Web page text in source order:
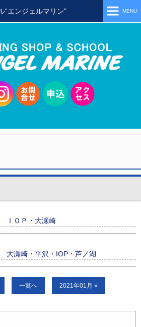
“エンジェルマリン” MENU
ＯＰ・大瀬崎
瀬崎・平沢・IOP・芦ノ湖
一覧へ 2021年01月 »